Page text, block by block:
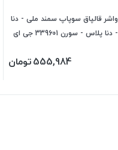
واشر قالپاق سوپاپ سمند ملی - دنا
- دنا پلاس - سورن 339601 جی ای
555,984تومان